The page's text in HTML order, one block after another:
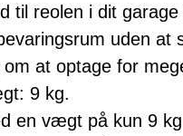
til reolen i dit garage
uden at
om at optage for
9 kg.
en vægt på kun 9